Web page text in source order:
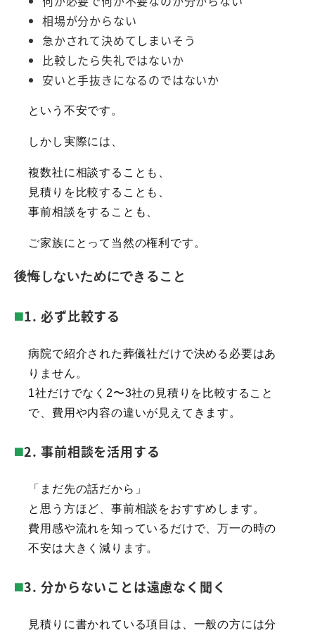
相場が分からない
急かされて決めてしまいそう
比較したら失礼ではないか
安いと手抜きになるのではないか
という不安です。
しかし実際には、
複数社に相談することも、
見積りを比較することも、
事前相談をすることも、
ご家族にとって当然の権利です。
後悔しないためにできること
1. 必ず比較する
病院で紹介された葬儀社だけで決める必要はあ
りません。
1社だけでなく2〜3社の見積りを比較すること
で、費用や内容の違いが見えてきます。
2. 事前相談を活用する
「まだ先の話だから」
と思う方ほど、事前相談をおすすめします。
費用感や流れを知っているだけで、万一の時の
不安は大きく減ります。
3. 分からないことは遠慮なく聞く
見積りに書かれている項目は、一般の方には分